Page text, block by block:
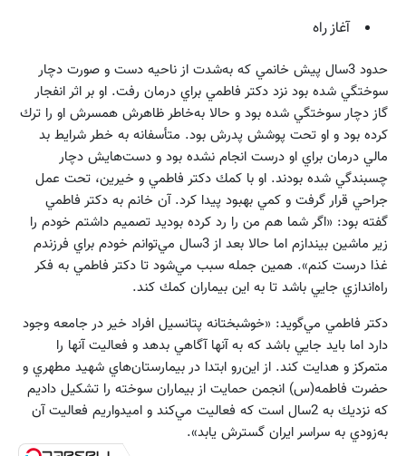
آغاز راه
حدود 3سال پيش خانمي كه به‌شدت از ناحيه دست و صورت دچار
سوختگي شده بود نزد دكتر فاطمي براي درمان رفت. او بر اثر انفجار
گاز دچار سوختگي شده بود و حالا به‌خاطر ظاهرش همسرش او را ترك
كرده بود و او تحت پوشش پدرش بود. متأسفانه به خطر شرايط بد
مالي درمان براي او درست انجام نشده بود و دست‌هايش دچار
چسبندگي شده بودند. او با كمك دكتر فاطمي و خيرين، تحت عمل
جراحي قرار گرفت و كمي بهبود پيدا كرد. آن خانم به دكتر فاطمي
گفته بود: «اگر شما هم من را رد كرده بوديد تصميم داشتم خودم را
زير ماشين بيندازم اما حالا بعد از 3‌سال مي‌توانم خودم براي فرزندم
غذا درست كنم». همين جمله سبب مي‌شود تا دكتر فاطمي به فكر
راه‌اندازي جايي باشد تا به اين بيماران كمك كند.
دكتر فاطمي مي‌گويد: «خوشبختانه پتانسيل افراد خير در جامعه وجود
دارد اما بايد جايي باشد كه به آنها آگاهي بدهد و فعاليت آنها را
متمركز و هدايت كند. از اين‌رو ابتدا در بيمارستان‌هاي شهيد مطهري و
حضرت فاطمه(س) انجمن حمايت از بيماران سوخته را تشكيل داديم
كه نزديك به 2سال است كه فعاليت مي‌كند و اميدواريم فعاليت آن
به‌زودي به سراسر ايران گسترش يابد».